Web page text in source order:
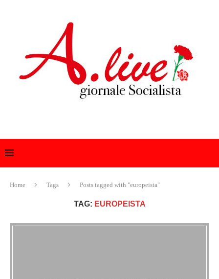
Home Tags Posts tagged with "europeista"
TAG: EUROPEISTA